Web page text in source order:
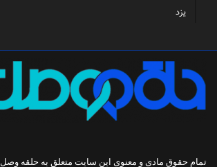
یزد
تمام حقوق مادی و معنوی این سایت متعلق به حلقه وصل